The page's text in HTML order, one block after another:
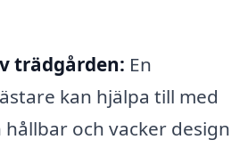
trädgården: En
kan hjälpa till med
hållbar och vacker design